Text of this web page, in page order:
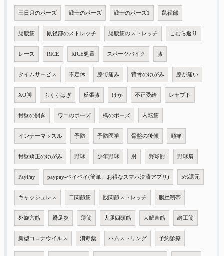
三日月のポーズ 戦士のポーズ 戦士のポーズ1 鼠径部
腸腰筋 鼠径部のストレッチ 腸腰筋のストレッチ こむら返り
レース RICE RICE処置 スポーツバイク 膝
タイムサービス 不定休 膝で痛み 背骨のゆがみ 膝が痛い
XO脚 ふくらはぎ 反張膝 けが 不正受給 レセプト
骨盤の開き ワニのポーズ 橋のポーズ 内転筋
インナーマッスル 予防 予防医学 骨盤の後傾 頭痛
骨盤矯正のゆがみ 野球 少年野球 肘 野球肘 野球肩
PayPay paypay-ペイペイ(簡単、お得なスマホ決済アプリ) 5%還元
キャッシュレス 二関節筋 股関節ストレッチ 腸脛靭帯
外旋六筋 鵞足炎 薄筋 大腿四頭筋 大腿直筋 縫工筋
新型コロナウイルス 消毒薬 ハムストリング 予約診療